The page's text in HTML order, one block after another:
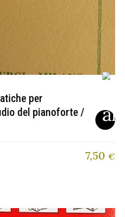
per
del pianoforte /
7,50 €